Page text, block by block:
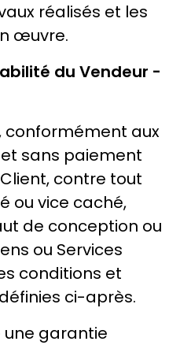
réalisés et les
œuvre.
du Vendeur -
conformément aux
sans paiement
contre tout
ou vice caché,
de conception ou
ou Services
conditions et
ci-après.
une garantie